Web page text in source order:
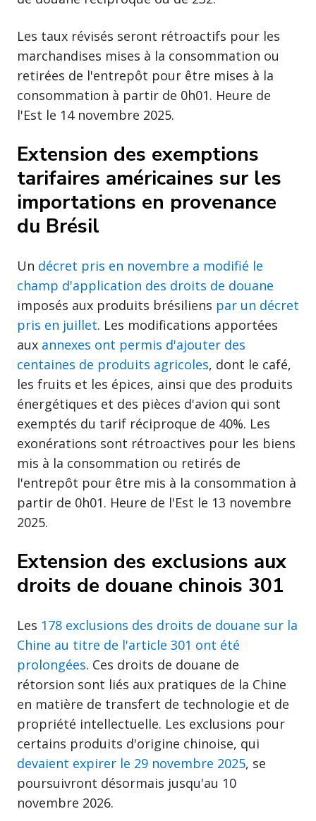
Les taux révisés seront rétroactifs pour les
marchandises mises à la consommation ou
retirées de l'entrepôt pour être mises à la
consommation à partir de 0h01. Heure de
l'Est le 14 novembre 2025.
Extension des exemptions
tarifaires américaines sur les
importations en provenance
du Brésil
Un décret pris en novembre a modifié le
champ d'application des droits de douane
imposés aux produits brésiliens par un décret
pris en juillet. Les modifications apportées
aux annexes ont permis d'ajouter des
centaines de produits agricoles, dont le café,
les fruits et les épices, ainsi que des produits
énergétiques et des pièces d'avion qui sont
exemptés du tarif réciproque de 40%. Les
exonérations sont rétroactives pour les biens
mis à la consommation ou retirés de
l'entrepôt pour être mis à la consommation à
partir de 0h01. Heure de l'Est le 13 novembre
2025.
Extension des exclusions aux
droits de douane chinois 301
Les 178 exclusions des droits de douane sur la
Chine au titre de l'article 301 ont été
prolongées. Ces droits de douane de
rétorsion sont liés aux pratiques de la Chine
en matière de transfert de technologie et de
propriété intellectuelle. Les exclusions pour
certains produits d'origine chinoise, qui
devaient expirer le 29 novembre 2025, se
poursuivront désormais jusqu'au 10
novembre 2026.